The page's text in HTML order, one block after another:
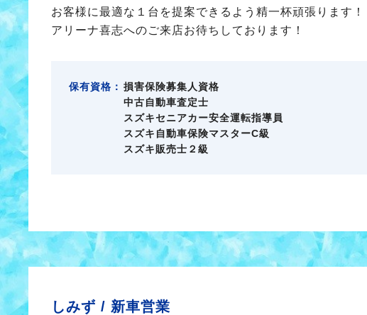
お客様に最適な１台を提案できるよう精一杯頑張ります！
アリーナ喜志へのご来店お待ちしております！
保有資格： 損害保険募集人資格
中古自動車査定士
スズキセニアカー安全運転指導員
スズキ自動車保険マスターC級
スズキ販売士２級
しみず / 新車営業